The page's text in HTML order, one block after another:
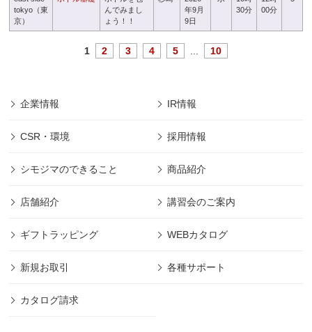
tokyo（東
京）
んでみまし
ょう！！
年9月
9日
30分
00分
1 2 3 4 5 10
企業情報 IR情報
CSR・環境 採用情報
シモジマのできること 商品紹介
店舗紹介 講習会のご案内
ギフトラッピング WEBカタログ
新規お取引 各種サポート
カタログ請求